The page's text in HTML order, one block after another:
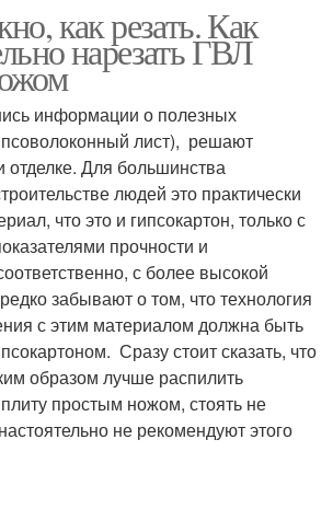
как резать. Как
нарезать ГВЛ
информации о полезных
лист), решают
отделке. Для большинства
людей это практически
что это и гипсокартон, только с
прочности и
с более высокой
забывают о том, что технология
с этим материалом должна быть
Сразу стоит сказать, что
образом лучше распилить
простым ножом, стоять не
не рекомендуют этого